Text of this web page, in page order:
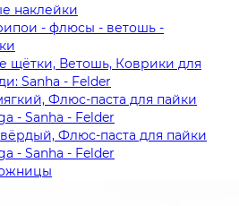
наклейки
- флюсы - ветошь -
щётки, Ветошь, Коврики для
Sanha - Felder
Флюс-паста для пайки
- Sanha - Felder
Флюс-паста для пайки
- Sanha - Felder